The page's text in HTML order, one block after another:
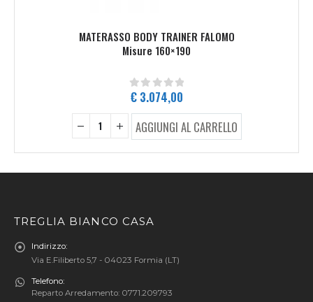
MATERASSO BODY TRAINER FALOMO
Misure 160×190
0Su 5
€3.074,00
AGGIUNGI AL CARRELLO
TREGLIA BIANCO CASA
Indirizzo:
Via E.Filiberto 5,7 - 04023 Formia (LT)
Telefono:
Reparto Arredamento: 0771.209793